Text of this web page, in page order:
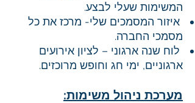
המשימות שעלי לבצע.
איזור המסמכים שלי- מרכז את כל
מסמכי החברה.
לוח שנה ארגוני – לציון אירועים
ארגוניים, ימי חג וחופש מרוכזים.
מערכת ניהול משימות: